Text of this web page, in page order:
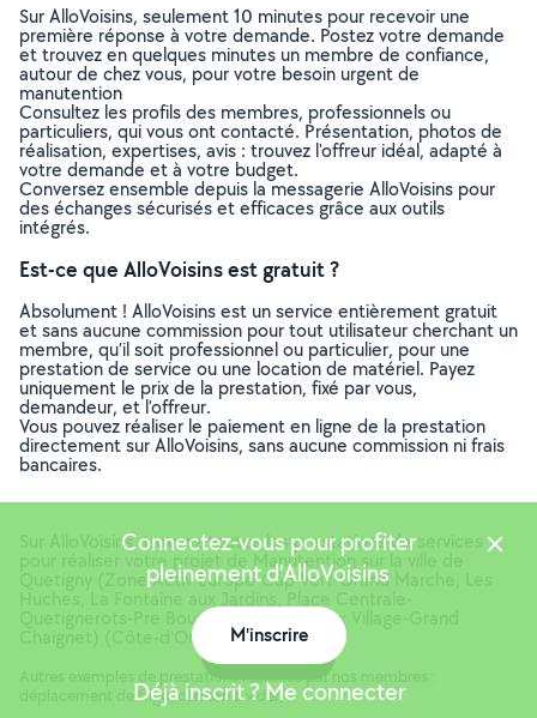
Sur AlloVoisins, seulement 10 minutes pour recevoir une
première réponse à votre demande. Postez votre demande
et trouvez en quelques minutes un membre de confiance,
autour de chez vous, pour votre besoin urgent de
manutention
Consultez les profils des membres, professionnels ou
particuliers, qui vous ont contacté. Présentation, photos de
réalisation, expertises, avis : trouvez l'offreur idéal, adapté à
votre demande et à votre budget.
Conversez ensemble depuis la messagerie AlloVoisins pour
des échanges sécurisés et efficaces grâce aux outils
intégrés.
Est-ce que AlloVoisins est gratuit ?
Absolument ! AlloVoisins est un service entièrement gratuit
et sans aucune commission pour tout utilisateur cherchant un
membre, qu’il soit professionnel ou particulier, pour une
prestation de service ou une location de matériel. Payez
uniquement le prix de la prestation, fixé par vous,
demandeur, et l’offreur.
Vous pouvez réaliser le paiement en ligne de la prestation
directement sur AlloVoisins, sans aucune commission ni frais
bancaires.
Sur AlloVoisins, trouvez toutes les prestations de services
pour réaliser votre projet de Manutention sur la ville de
Quetigny (Zone Activ Europe-Cap Vert-Grand Marche, Les
Quetignerots-Pre Bourgeot, Atrias-Vieux Village-Grand
Chaignet) (Côte-d'Or, 21800)
déplacement de frigo, camion à vider, ..
Connectez-vous pour profiter
pleinement d'AlloVoisins
M'inscrire
Déjà inscrit ? Me connecter